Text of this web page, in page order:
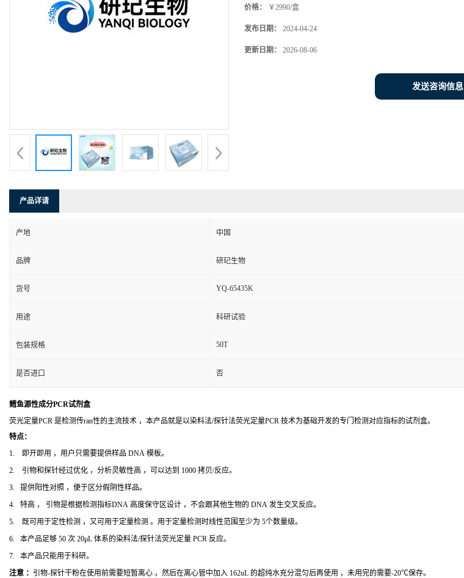
价格： ￥2990/盒
发布日期： 2024-04-24
更新日期： 2026-08-06
发送咨询信息
产品详请
产地 中国
品牌 研玘生物
货号 YQ-65435K
用途 科研试验
包装规格 50T
是否进口 否
鳕鱼源性成分PCR试剂盒
荧光定量PCR 是检测传ran性的主流技术 ，本产品就是以染料法/探针法荧光定量PCR 技术为基础开发的专门检测对应指标的试剂盒。
特点：
1. 即开即用 ，用户只需要提供样品 DNA 模板。
2. 引物和探针经过优化 ，分析灵敏性高 ，可以达到 1000 拷贝/反应。
3. 提供阳性对照 ，便于区分假阴性样品。
4. 特高 ， 引物是根据检测指标DNA 高度保守区设计 ，不会跟其他生物的 DNA 发生交叉反应。
5. 既可用于定性检测 ，又可用于定量检测 。用于定量检测时线性范围至少为 5个数量级。
6. 本产品足够 50 次 20μL 体系的染料法/探针法荧光定量 PCR 反应。
7. 本产品只能用于科研。
注意 ： 引物-探针干粉在使用前需要短暂离心 ，然后在离心管中加入 162uL 的超纯水充分混匀后再使用 ，未用完的需要-20℃保存。